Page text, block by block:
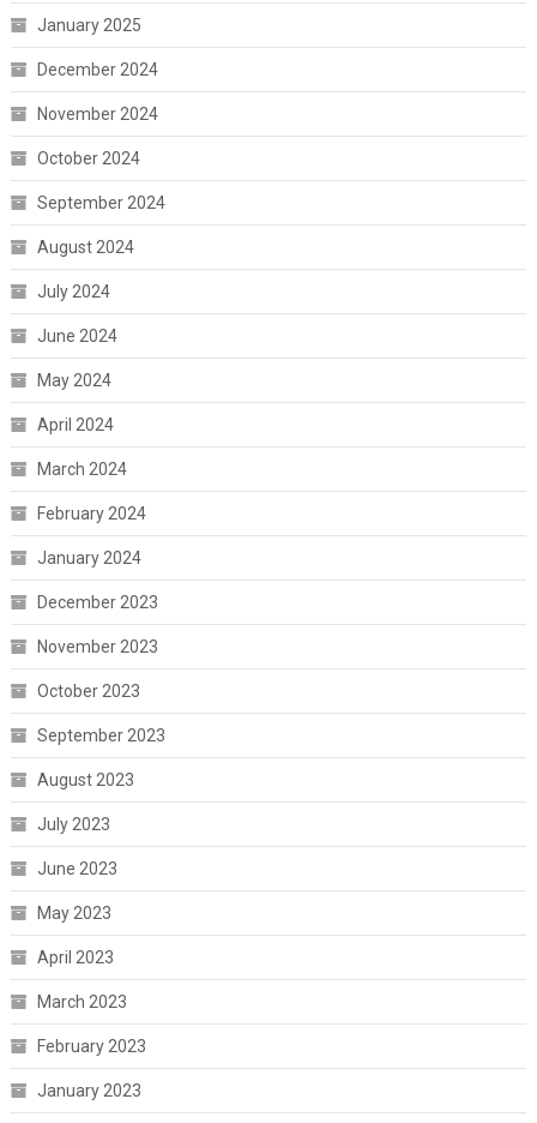
January 2025
December 2024
November 2024
October 2024
September 2024
August 2024
July 2024
June 2024
May 2024
April 2024
March 2024
February 2024
January 2024
December 2023
November 2023
October 2023
September 2023
August 2023
July 2023
June 2023
May 2023
April 2023
March 2023
February 2023
January 2023